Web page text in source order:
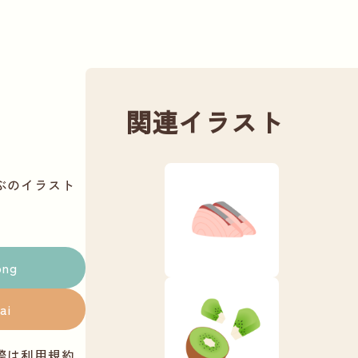
のイラスト
ai
関連イラスト